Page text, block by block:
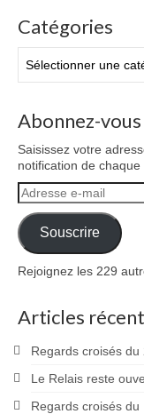
Catégories
Abonnez-
Saisissez votre
notification de
Adresse
e-
mail
Souscrire
Rejoignez les 229
Articles
Regards croisés
Le Relais reste
Regards croisés